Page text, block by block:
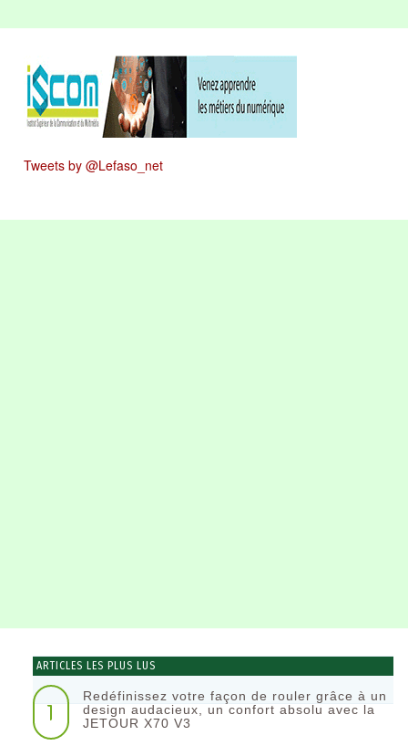
Tweets by @Lefaso_net
ARTICLES LES PLUS LUS
1
Redéfinissez votre façon de rouler grâce à un
design audacieux, un confort absolu avec la
JETOUR X70 V3